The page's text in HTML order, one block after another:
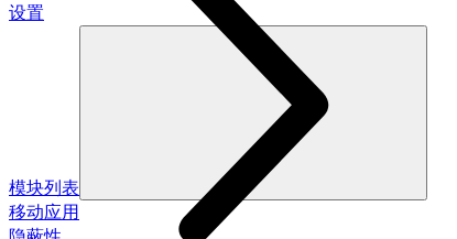
设置
模块列表
移动应用